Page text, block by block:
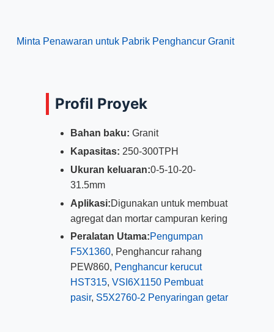
Minta Penawaran untuk Pabrik Penghancur Granit
Profil Proyek
Bahan baku: Granit
Kapasitas: 250-300TPH
Ukuran keluaran:0-5-10-20-
31.5mm
Aplikasi:Digunakan untuk membuat
agregat dan mortar campuran kering
Peralatan Utama:Pengumpan
F5X1360, Penghancur rahang
PEW860, Penghancur kerucut
HST315, VSI6X1150 Pembuat
pasir, S5X2760-2 Penyaringan getar